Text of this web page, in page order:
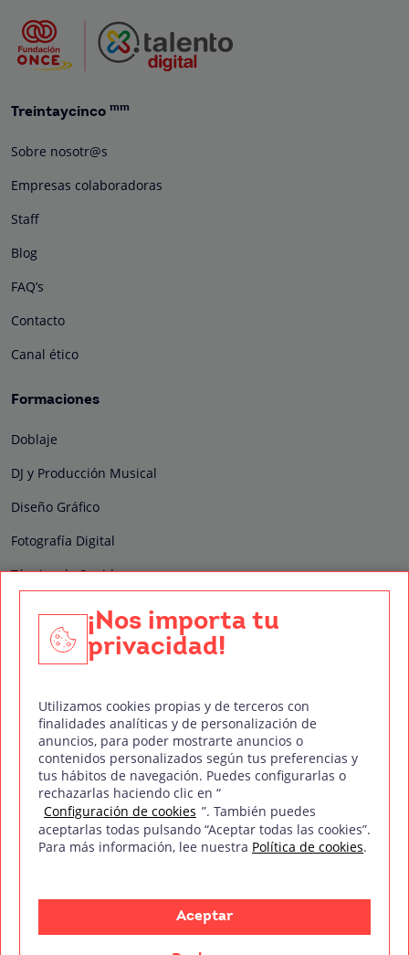
Treintaycinco mm
Sobre nosotr@s
Empresas colaboradoras
Staff
Blog
FAQ’s
Contacto
Canal ético
Formaciones
Doblaje
DJ y Producción Musical
Diseño Gráfico
Fotografía Digital
Técnico de Sonido
Edición y Postproducción de Vídeo
Nuestros sellos de calidad
Síguenos en Redes Sociales
mm 2026
Política de privacidad Política de cookies
Aviso legal
¡Nos importa tu
privacidad!
Utilizamos cookies propias y de terceros con
finalidades analíticas y de personalización de
anuncios, para poder mostrarte anuncios o
contenidos personalizados según tus preferencias y
tus hábitos de navegación. Puedes configurarlas o
rechazarlas haciendo clic en “
Configuración de cookies ”. También puedes
aceptarlas todas pulsando “Aceptar todas las cookies”.
Para más información, lee nuestra Política de cookies.
Aceptar